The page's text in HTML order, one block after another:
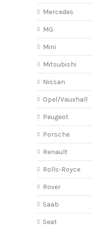
Mercedes
MG
Mini
Mitsubishi
Nissan
Opel/Vauxhall
Peugeot
Porsche
Renault
Rolls-Royce
Rover
Saab
Seat